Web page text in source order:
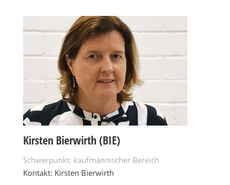
Kirsten Bierwirth (BIE)
Schwerpunkt: kaufmännischer Bereich
Kontakt: Kirsten Bierwirth